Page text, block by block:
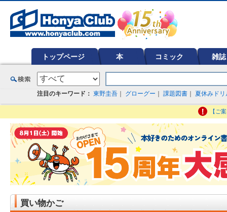
トップページ 本 コミック 雑誌
注目のキーワード： 東野圭吾 グローグー 課題図書 夏休みドリ
【ご
ど在庫も充実
買い物かご